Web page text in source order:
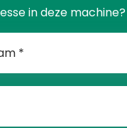
in deze